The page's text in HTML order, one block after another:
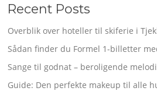
Recent Posts
Overblik over hoteller til skiferie i
Sådan finder du Formel 1-billetter
Sange til godnat – beroligende
Guide: Den perfekte makeup til alle